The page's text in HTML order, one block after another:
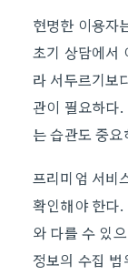
현명한 이용자
초기 상담에서
라 서두르기보
관이 필요하다
는 습관도 중요
프리미엄 서비
확인해야 한다
와 다를 수 있
정보의 수집